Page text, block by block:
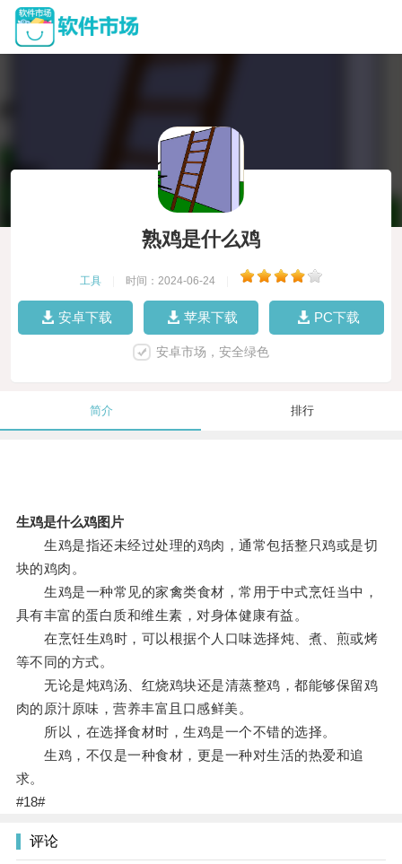
熟鸡是什么鸡
工具 时间：2024-06-24
安卓下载 苹果下载 PC下载
安卓市场，安全绿色
简介 排行
生鸡是什么鸡图片
生鸡是指还未经过处理的鸡肉，通常包括整只鸡或是切
块的鸡肉。
生鸡是一种常见的家禽类食材，常用于中式烹饪当中，
具有丰富的蛋白质和维生素，对身体健康有益。
在烹饪生鸡时，可以根据个人口味选择炖、煮、煎或烤
等不同的方式。
无论是炖鸡汤、红烧鸡块还是清蒸整鸡，都能够保留鸡
肉的原汁原味，营养丰富且口感鲜美。
所以，在选择食材时，生鸡是一个不错的选择。
生鸡，不仅是一种食材，更是一种对生活的热爱和追
求。
#18#
评论